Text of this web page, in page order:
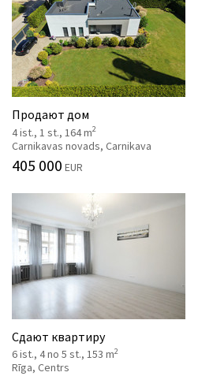
Продают дом
4 ist., 1 st., 164 m2
Carnikavas novads, Carnikava
405 000 EUR
Сдают квартиру
6 ist., 4 no 5 st., 153 m2
Rīga, Centrs